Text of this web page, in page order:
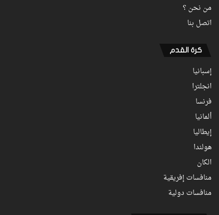
من نحن ؟
اتصل بنا
كرة القدم
إسبانيا
انجلترا
فرنسا
ألمانيا
إيطاليا
هولندا
الكان
منافسات إفريقية
منافسات دولية